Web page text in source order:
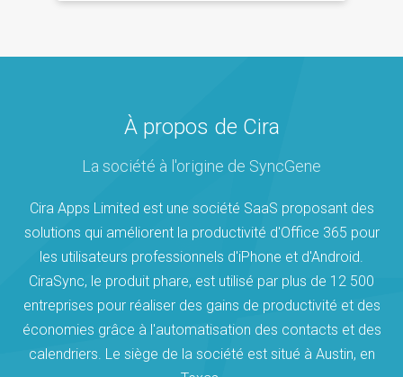
À propos de Cira
La société à l'origine de SyncGene
Cira Apps Limited est une société SaaS proposant des
solutions qui améliorent la productivité d'Office 365 pour
les utilisateurs professionnels d'iPhone et d'Android.
CiraSync, le produit phare, est utilisé par plus de 12 500
entreprises pour réaliser des gains de productivité et des
économies grâce à l'automatisation des contacts et des
calendriers. Le siège de la société est situé à Austin, en